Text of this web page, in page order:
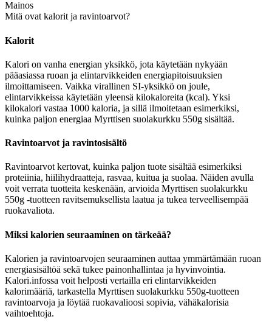
Mainos
Mitä ovat kalorit ja ravintoarvot?
Kalorit
Kalori on vanha energian yksikkö, jota käytetään nykyään
pääasiassa ruoan ja elintarvikkeiden energiapitoisuuksien
ilmoittamiseen. Vaikka virallinen SI-yksikkö on joule,
elintarvikkeissa käytetään yleensä kilokaloreita (kcal). Yksi
kilokalori vastaa 1000 kaloria, ja sillä ilmoitetaan esimerkiksi,
kuinka paljon energiaa Myrttisen suolakurkku 550g sisältää.
Ravintoarvot ja ravintosisältö
Ravintoarvot kertovat, kuinka paljon tuote sisältää esimerkiksi
proteiinia, hiilihydraatteja, rasvaa, kuitua ja suolaa. Näiden avulla
voit verrata tuotteita keskenään, arvioida Myrttisen suolakurkku
550g -tuotteen ravitsemuksellista laatua ja tukea terveellisempää
ruokavaliota.
Miksi kalorien seuraaminen on tärkeää?
Kalorien ja ravintoarvojen seuraaminen auttaa ymmärtämään ruoan
energiasisältöä sekä tukee painonhallintaa ja hyvinvointia.
Kalori.infossa voit helposti vertailla eri elintarvikkeiden
kalorimääriä, tarkastella Myrttisen suolakurkku 550g-tuotteen
ravintoarvoja ja löytää ruokavalioosi sopivia, vähäkalorisia
vaihtoehtoja.